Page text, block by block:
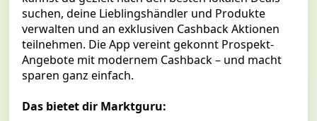
suchen, deine Lieblingshändler und Produkte
verwalten und an exklusiven Cashback Aktionen
teilnehmen. Die App vereint gekonnt Prospekt-
Angebote mit modernem Cashback – und macht
sparen ganz einfach.
Das bietet dir Marktguru: